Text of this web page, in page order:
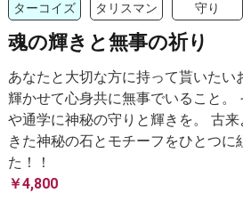
ターコイズ タリスマン 守り
魂の輝きと無事の祈り
あなたと大切な方に持って貰いたい
輝かせて心身共に無事でいること。
や通学に神秘の守りと輝きを。 古
きた神秘の石とモチーフをひとつに
た！！
￥4,800